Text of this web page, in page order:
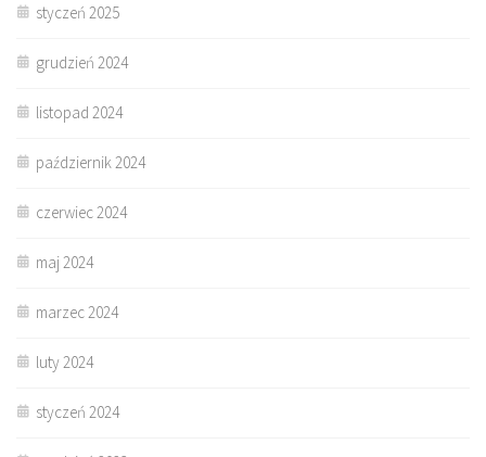
styczeń 2025
grudzień 2024
listopad 2024
październik 2024
czerwiec 2024
maj 2024
marzec 2024
luty 2024
styczeń 2024